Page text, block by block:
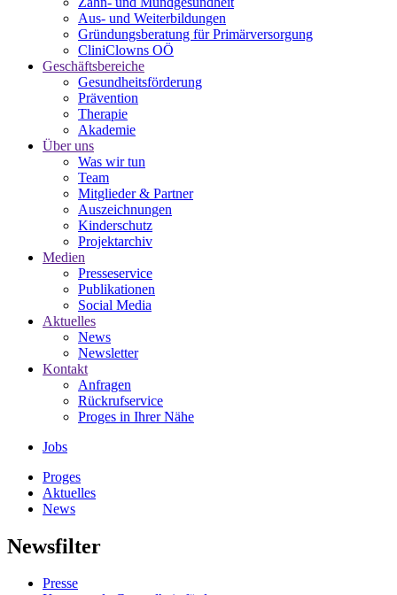
Aus- und Weiterbildungen
Gründungsberatung für Primärversorgung
CliniClowns OÖ
Geschäftsbereiche
Gesundheitsförderung
Prävention
Therapie
Akademie
Über uns
Was wir tun
Team
Mitglieder & Partner
Auszeichnungen
Kinderschutz
Projektarchiv
Medien
Presseservice
Publikationen
Social Media
Aktuelles
News
Newsletter
Kontakt
Anfragen
Rückrufservice
Proges in Ihrer Nähe
Jobs
Proges
Aktuelles
News
Newsfilter
Presse